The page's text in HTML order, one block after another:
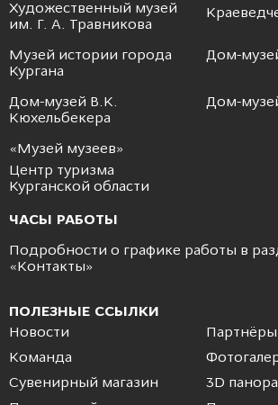
Художественный музей
им. Г. А. Травникова
Музей истории города
Кургана
Дом-
Дом-музей В.К.
Кюхельбекера
Дом-
«Музей музеев»
Центр туризма
Курганской области
ЧАСЫ РАБОТЫ
Подробности о графике работы в
« Контакты»
ПОЛЕЗНЫЕ ССЫЛКИ
Новости
Партнёры
Команда
Сувенирный магазин
3D